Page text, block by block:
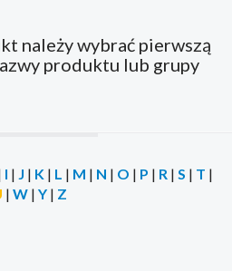
należy wybrać pierwszą
produktu lub grupy
I | J | K| L | M | N | O | P | R| S | T |
| W| Y| Z